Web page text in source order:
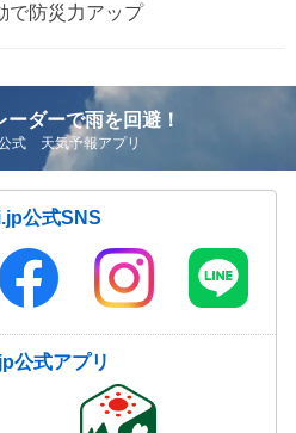
で防災力アップ
ーダーで雨を回避！
式 天気予報アプリ
公式SNS
公式アプリ